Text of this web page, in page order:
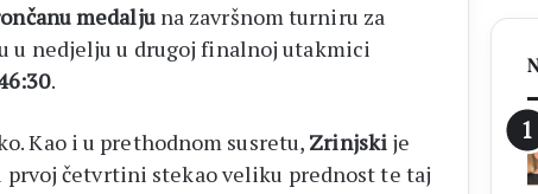
medaljuna završnom turniru za
u nedjelju u drugoj finalnoj utakmici
.
Kao i u prethodnom susretu, Zrinjski je
prvoj četvrtini stekao veliku prednost te taj